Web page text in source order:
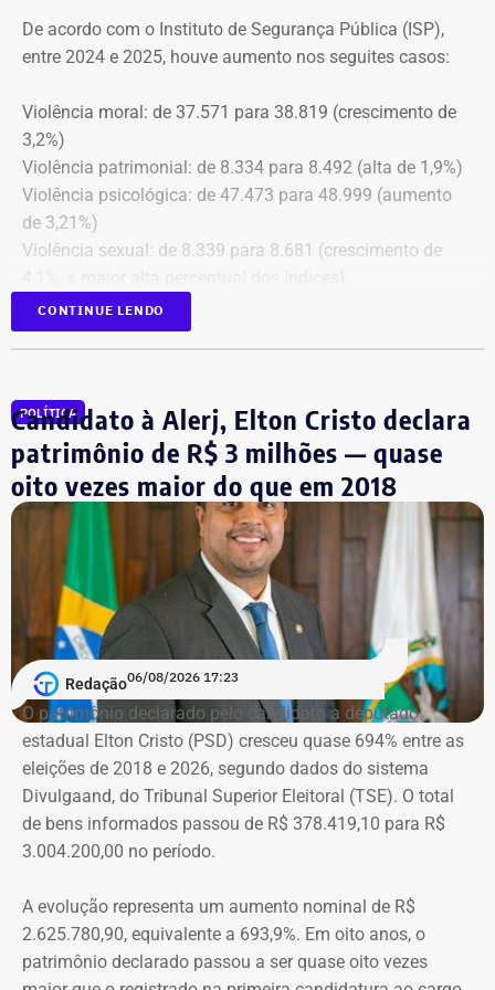
apuração de possíveis ilícitos nas esferas cível e criminal,
e à Secretaria de Regime Próprio e Complementar do
De acordo com o Instituto de Segurança Pública (ISP),
entre 2024 e 2025, houve aumento nos seguites casos:
Violência moral: de 37.571 para 38.819 (crescimento de
3,2%)
Violência patrimonial: de 8.334 para 8.492 (alta de 1,9%)
Violência psicológica: de 47.473 para 48.999 (aumento
de 3,21%)
Violência sexual: de 8.339 para 8.681 (crescimento de
A única estatística que apresentou queda foi a de
violência física, que passou de 43.743 em 2024 para
Símbolo dessa batalha, a atriz e jornalista Cristiane
Machado vivenciou essa realidade em 2018, quando se
tornou conhecida do público ao filmar as agressões que
sofria do ex-marido, o empresário e ex-diplomata Sérgio
Schiller Thompson-Flores. Em setembro do ano seguinte,
a Justiça do Rio o condenou a três anos de prisão em
regime semiaberto.
Em conversa com o TEMPO REAL RJ, Cristiane analisa o
que ainda falta às mulheres na hora de denunciar os
companheiros por violência doméstica.
“Creio que duas coisas ainda impedem as mulheres de
seguirem adiante nesta batalha. A vergonha e o medo.
Porque é necessário ter mais do que coragem para seguir
adiante no enfrentamento à violência doméstica. Pois
primeiro é o temor de continuar viva e estar ao lado do
agressor. E o outro é o que vai acontecer com ela depois
que a denúncia for feita. Afinal, há o receio que alguma
CONTINUE LENDO
POLÍTICA
Candidato à Alerj, Elton Cristo declara
patrimônio de R$ 3 milhões — quase
oito vezes maior do que em 2018
Redação06/08/2026 17:23
O patrimônio declarado pelo candidato a deputado
estadual Elton Cristo (PSD) cresceu quase 694% entre as
eleições de 2018 e 2026, segundo dados do sistema
Divulgaand, do Tribunal Superior Eleitoral (TSE). O total
de bens informados passou de R$ 378.419,10 para R$
3.004.200,00 no período.
A evolução representa um aumento nominal de R$
2.625.780,90, equivalente a 693,9%. Em oito anos, o
patrimônio declarado passou a ser quase oito vezes